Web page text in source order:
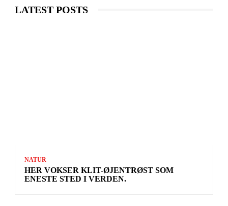
LATEST POSTS
NATUR
HER VOKSER KLIT-ØJENTRØST SOM
ENESTE STED I VERDEN.